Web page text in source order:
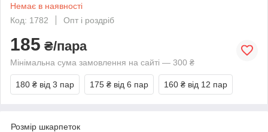
Немає в наявності
Код: 1782
Опт і роздріб
185 ₴/пара
Мінімальна сума замовлення на сайті — 300 ₴
180 ₴ від 3 пар 175 ₴ від 6 пар 160 ₴ від 12 пар
Розмір шкарпеток